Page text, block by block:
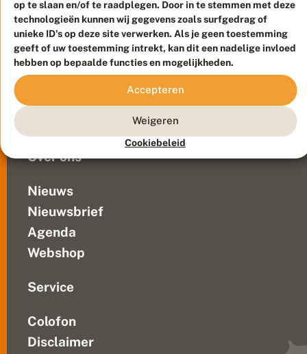
op te slaan en/of te raadplegen. Door in te stemmen met deze
technologieën kunnen wij gegevens zoals surfgedrag of
unieke ID's op deze site verwerken. Als je geen toestemming
geeft of uw toestemming intrekt, kan dit een nadelige invloed
hebben op bepaalde functies en mogelijkheden.
Accepteren
Weigeren
Cookiebeleid
e
n
daar
drie
mannetjes
van
het
oranjetipje
vliegen.
Ook
bloeiden
Contact
Waarnemingen
Over ons
Nieuws
Nieuwsbrief
Agenda
Webshop
Service
Colofon
Disclaimer
Duurzaam ontwikkeld door
Go2People
, ontworpen door
Blue Field Agency
Privacy
Disclaimer
Sitemap